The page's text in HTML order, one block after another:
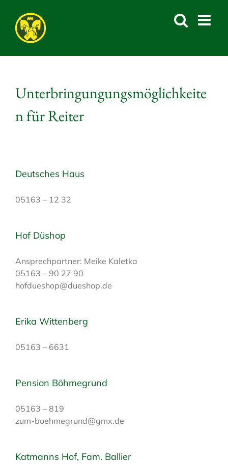
content
Unterbringungungsmöglichkeite
n für Reiter
Deutsches Haus
05163 – 12 32
Hof Düshop
Ansprechpartner: Meike Kaletka
05163 – 90 27 90
hofdueshop@dueshop.de
Erika Wittenberg
05163 – 6631
Pension Böhmegrund
05163 – 819
zum-boehmegrund@gmx.de
Katmanns Hof, Fam. Ballier